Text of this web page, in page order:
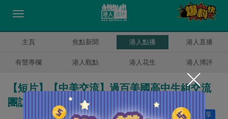
主頁 焦點新聞 港人點播 港人直播
有聲專欄 港人觀點 港人花生 港人博評
【短片】【中美交流】過百美國高中生組交流
團訪華 傳承友誼感受中華文化魅力
分享
讚好 1